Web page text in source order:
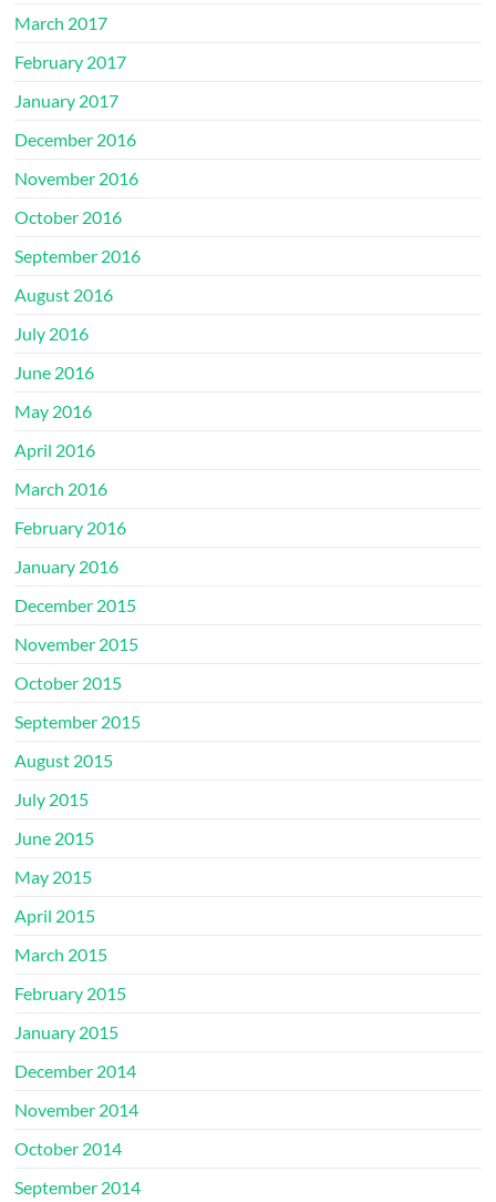
March 2017
February 2017
January 2017
December 2016
November 2016
October 2016
September 2016
August 2016
July 2016
June 2016
May 2016
April 2016
March 2016
February 2016
January 2016
December 2015
November 2015
October 2015
September 2015
August 2015
July 2015
June 2015
May 2015
April 2015
March 2015
February 2015
January 2015
December 2014
November 2014
October 2014
September 2014